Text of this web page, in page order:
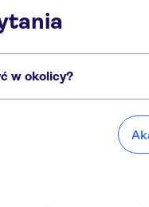
w okolicy?